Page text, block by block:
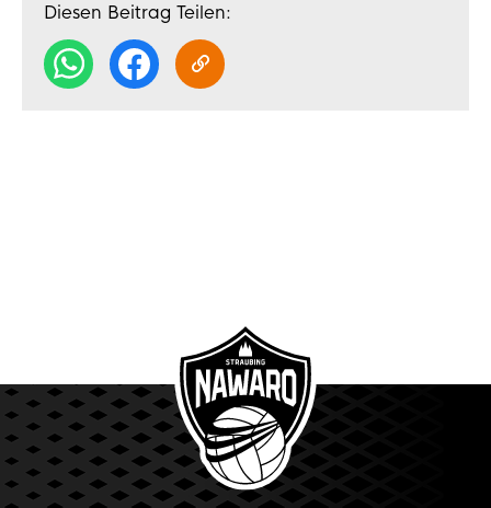
Diesen Beitrag Teilen: